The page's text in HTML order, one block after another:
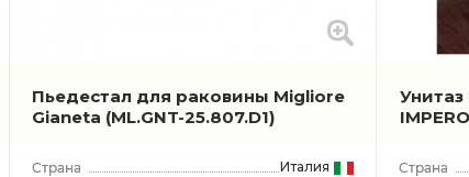
Пьедестал для раковины Migliore
Gianeta (ML.GNT-25.807.D1)
Италия